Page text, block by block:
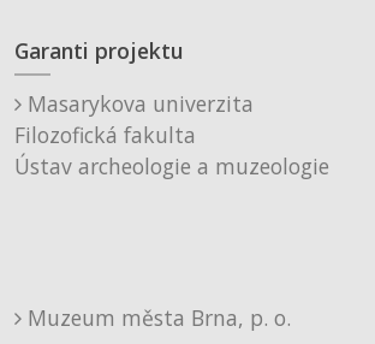
Garanti projektu
Masarykova univerzita
Filozofická fakulta
Ústav archeologie a muzeologie
Muzeum města Brna, p. o.